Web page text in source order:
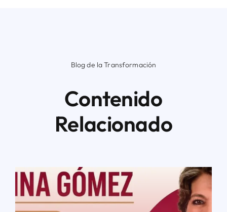
Blog de la Transformación
Contenido
Relacionado